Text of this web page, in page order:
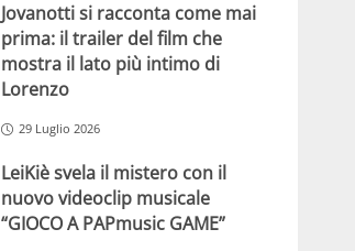
Jovanotti si racconta come mai
prima: il trailer del film che
mostra il lato più intimo di
Lorenzo
29 Luglio 2026
LeiKiè svela il mistero con il
nuovo videoclip musicale
“GIOCO A PAPmusic GAME”